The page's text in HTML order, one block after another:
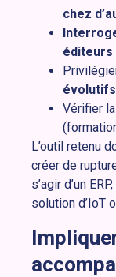
chez
éditeurs
évolutifs
Vérifier la
L’outil retenu
créer de
s’agir d’un
solution d’IoT